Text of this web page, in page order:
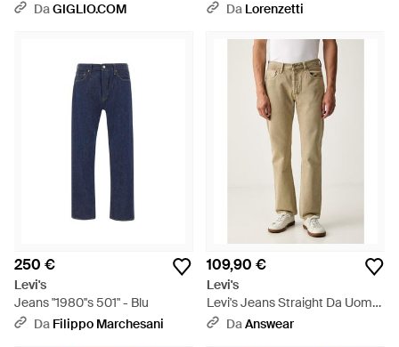
DaGIGLIO.COM
Da Lorenzetti
250 €
Levi's
Jeans "1980''s 501" - Blu
Da Filippo Marchesani
109,90 €
Levi's
Levi's Jeans Straight Da Uomo
501 Original Fit - Neutro
DaAnswear